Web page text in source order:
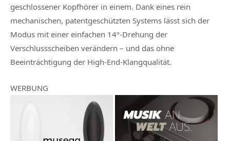
geschlossener Kopfhörer in einem. Dank eines rein
mechanischen, patentgeschützten Systems lässt sich der
Modus mit einer einfachen 14º-Drehung der
Verschlussscheiben verändern – und das ohne
Beeinträchtigung der High-End-Klangqualität.
WERBUNG